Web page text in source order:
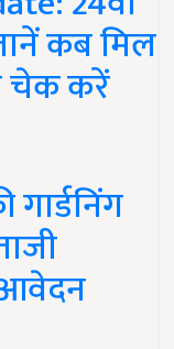
कब मिल
चेक करें